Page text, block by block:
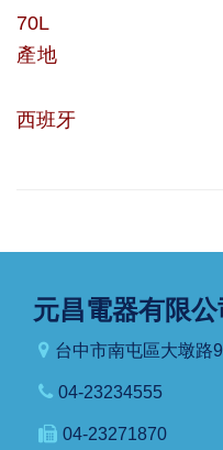
70L
產地
西班牙
元昌電器有限公
台中市南屯區大墩路
04-23234555
04-23271870